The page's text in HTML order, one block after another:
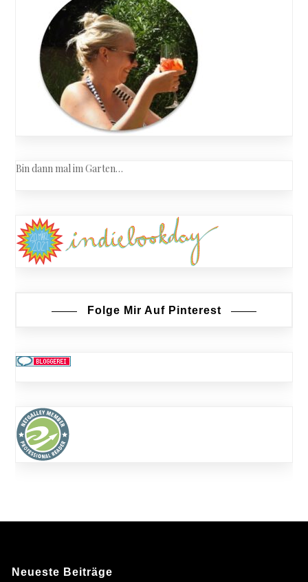
Bin dann mal im Garten…
Folge Mir Auf Pinterest
Neueste Beiträge